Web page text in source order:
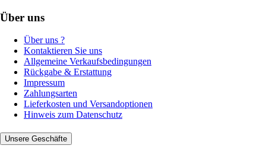
Über uns
Über uns ?
Kontaktieren Sie uns
Allgemeine Verkaufsbedingungen
Rückgabe & Erstattung
Impressum
Zahlungsarten
Lieferkosten und Versandoptionen
Hinweis zum Datenschutz
Unsere Geschäfte